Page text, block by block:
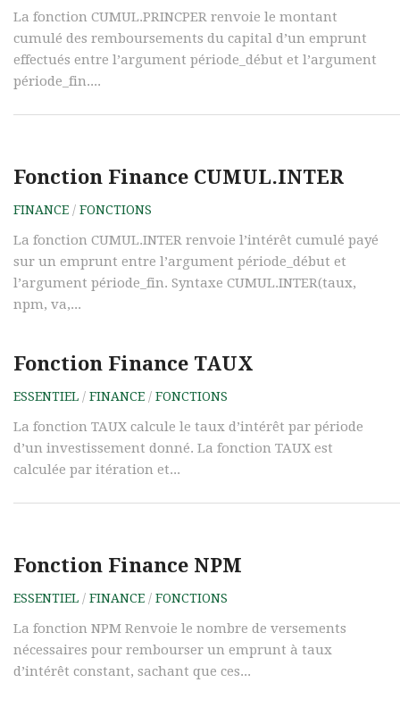
La fonction CUMUL.PRINCPER renvoie le montant
cumulé des remboursements du capital d’un emprunt
effectués entre l’argument période_début et l’argument
période_fin....
Fonction Finance CUMUL.INTER
FINANCE / FONCTIONS
La fonction CUMUL.INTER renvoie l’intérêt cumulé payé
sur un emprunt entre l’argument période_début et
l’argument période_fin. Syntaxe CUMUL.INTER(taux,
npm, va,...
Fonction Finance TAUX
ESSENTIEL / FINANCE / FONCTIONS
La fonction TAUX calcule le taux d’intérêt par période
d’un investissement donné. La fonction TAUX est
calculée par itération et...
Fonction Finance NPM
ESSENTIEL / FINANCE / FONCTIONS
La fonction NPM Renvoie le nombre de versements
nécessaires pour rembourser un emprunt à taux
d’intérêt constant, sachant que ces...